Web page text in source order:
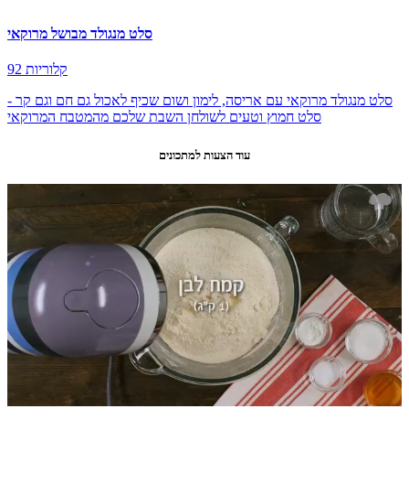
סלט מנגולד מבושל מרוקאי
92 קלוריות
סלט מנגולד מרוקאי עם אריסה, לימון ושום שכיף לאכול גם חם וגם קר -
סלט חמוץ וטעים לשולחן השבת שלכם מהמטבח המרוקאי
עוד הצעות למתכונים